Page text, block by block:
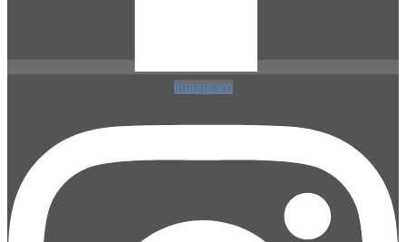
Instagram